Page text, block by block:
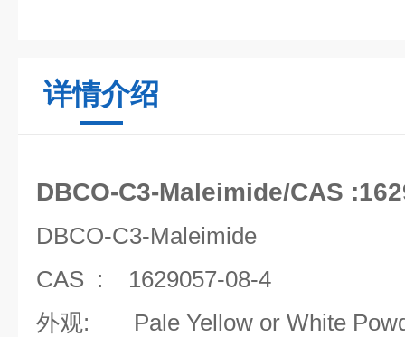
详情介绍
DBCO-C3-Maleimide/CAS
DBCO-C3-Maleimide
CAS :
1629057-08-4
外观:
Pale Yellow or White